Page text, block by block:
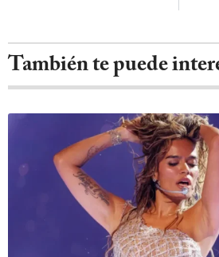
También te puede